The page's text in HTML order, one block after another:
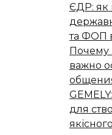
ЄДР: як
та ФОП
важно
для